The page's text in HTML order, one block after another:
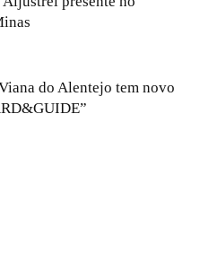
do Alentejo tem novo